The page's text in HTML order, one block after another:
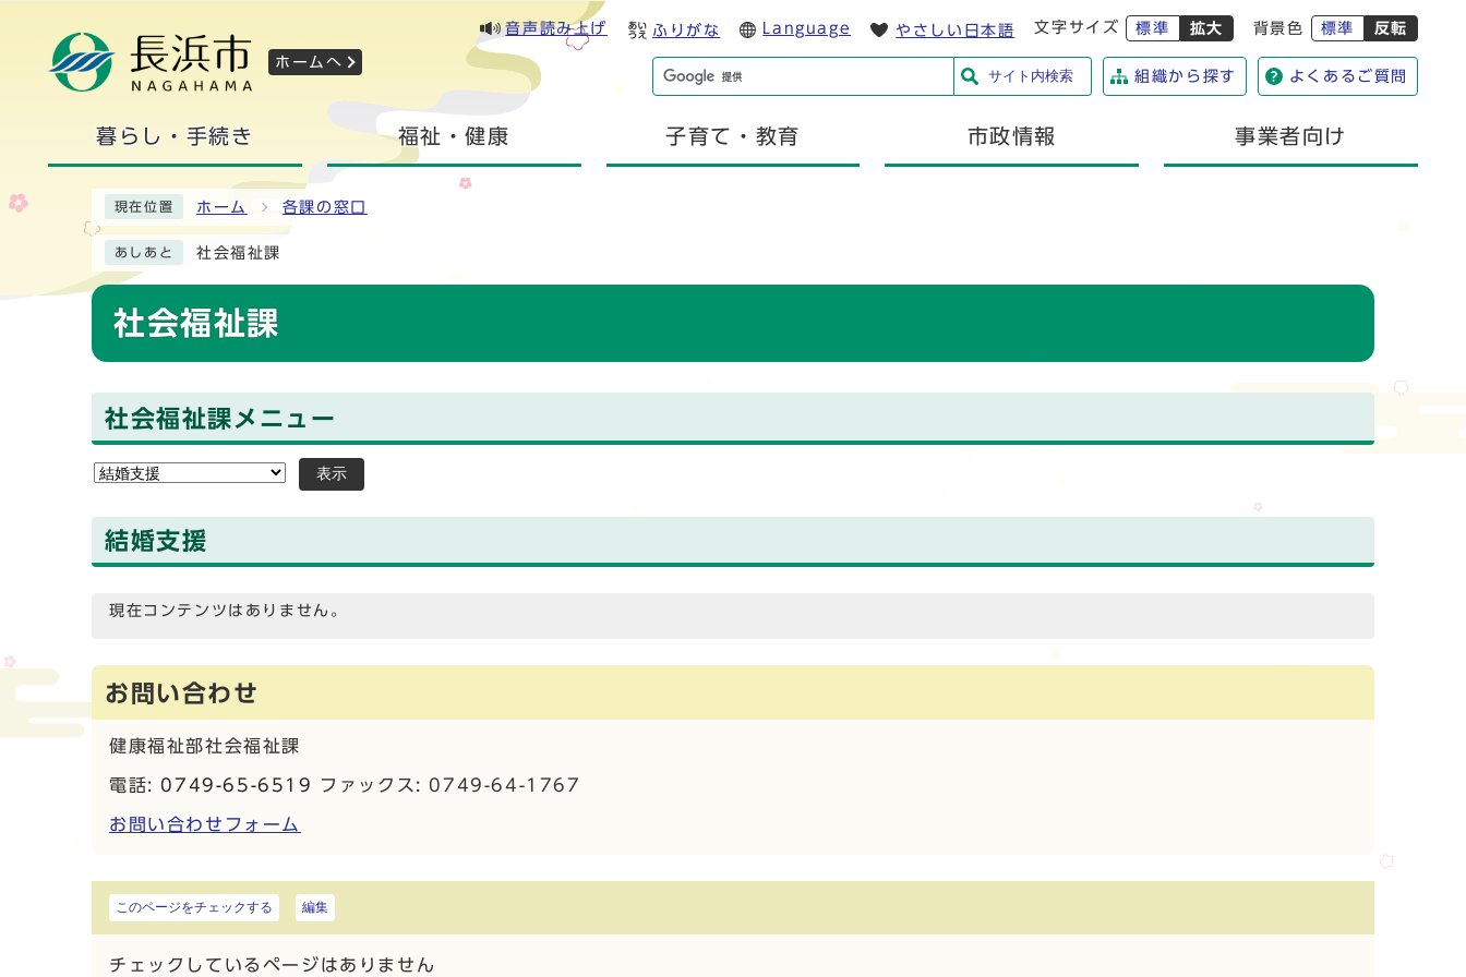
ホームへ
音声読み上げ ふりがな Language やさしい日本語 文字サイズ 標準 拡大 背景色 標準 反転
サイト内検索 組織から探す よくあるご質問
暮らし・手続き 福祉・健康 子育て・教育 市政情報 事業者向け
現在位置 ホーム 各課の窓口
あしあと 社会福祉課
社会福祉課
社会福祉課メニュー
表示
結婚支援
現在コンテンツはありません。
お問い合わせ
健康福祉部社会福祉課
電話: 0749-65-6519 ファックス: 0749-64-1767
お問い合わせフォーム
このページをチェックする 編集
チェックしているページはありません